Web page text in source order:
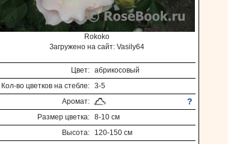
Rokoko
Загружено на сайт: Vasily64
Цвет: абрикосовый
Кол-во цветков на стебле: 3-5
Аромат: ?
Размер цветка: 8-10 см
Высота: 120-150 см